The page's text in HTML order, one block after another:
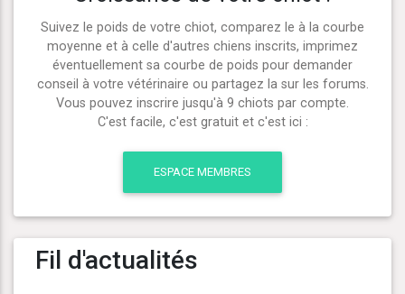
Suivez le poids de votre chiot, comparez le à la courbe
moyenne et à celle d'autres chiens inscrits, imprimez
éventuellement sa courbe de poids pour demander
conseil à votre vétérinaire ou partagez la sur les forums.
Vous pouvez inscrire jusqu'à 9 chiots par compte.
C'est facile, c'est gratuit et c'est ici :
ESPACE MEMBRES
Fil d'actualités